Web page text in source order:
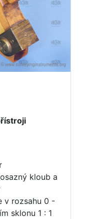
kloub a
v rozsahu 0 -
sklonu 1 : 1